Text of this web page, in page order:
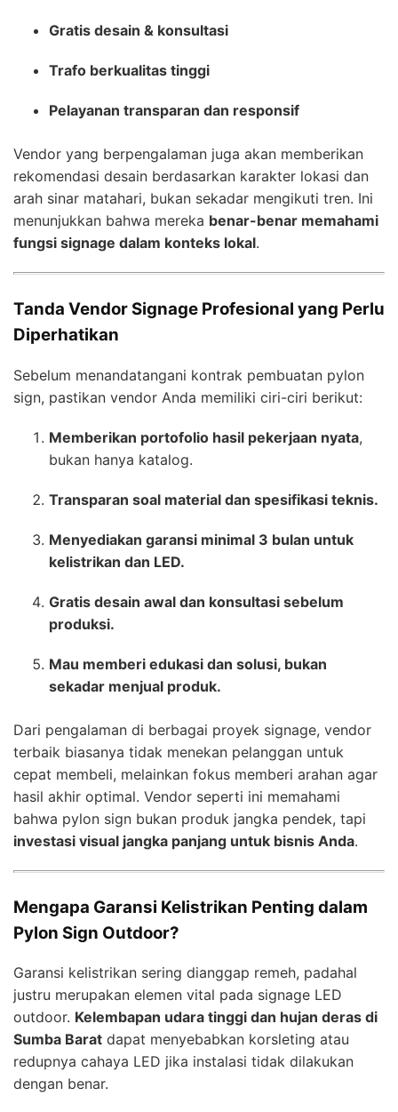
Gratis desain & konsultasi
Trafo berkualitas tinggi
Pelayanan transparan dan responsif
Vendor yang berpengalaman juga akan memberikan
rekomendasi desain berdasarkan karakter lokasi dan
arah sinar matahari, bukan sekadar mengikuti tren. Ini
menunjukkan bahwa mereka benar-benar memahami
fungsi signage dalam konteks lokal.
Tanda Vendor Signage Profesional yang Perlu
Diperhatikan
Sebelum menandatangani kontrak pembuatan pylon
sign, pastikan vendor Anda memiliki ciri-ciri berikut:
Memberikan portofolio hasil pekerjaan nyata,
bukan hanya katalog.
Transparan soal material dan spesifikasi teknis.
Menyediakan garansi minimal 3 bulan untuk
kelistrikan dan LED.
Gratis desain awal dan konsultasi sebelum
produksi.
Mau memberi edukasi dan solusi, bukan
sekadar menjual produk.
Dari pengalaman di berbagai proyek signage, vendor
terbaik biasanya tidak menekan pelanggan untuk
cepat membeli, melainkan fokus memberi arahan agar
hasil akhir optimal. Vendor seperti ini memahami
bahwa pylon sign bukan produk jangka pendek, tapi
investasi visual jangka panjang untuk bisnis Anda.
Mengapa Garansi Kelistrikan Penting dalam
Pylon Sign Outdoor?
Garansi kelistrikan sering dianggap remeh, padahal
justru merupakan elemen vital pada signage LED
outdoor. Kelembapan udara tinggi dan hujan deras di
Sumba Barat dapat menyebabkan korsleting atau
redupnya cahaya LED jika instalasi tidak dilakukan
dengan benar.